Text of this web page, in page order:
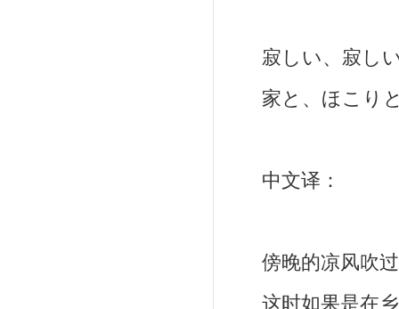
寂しい、寂しい
家と、ほこりと
中文译：
傍晚的凉风吹过
这时如果是在乡